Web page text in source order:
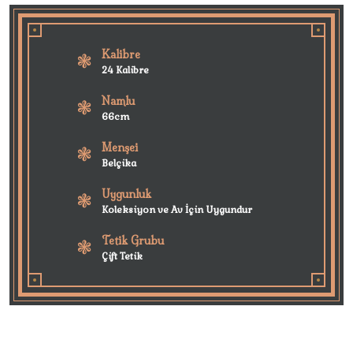
Kalibre
24 Kalibre
Namlu
66cm
Menşei
Belçika
Uygunluk
Koleksiyon ve Av İçin Uygundur
Tetik Grubu
Çift Tetik